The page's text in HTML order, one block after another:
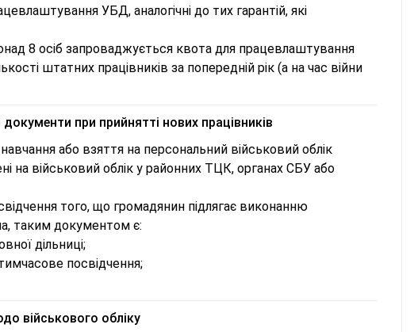
УБД, аналогічні до тих гарантій, які
8 осіб запроваджується квота для працевлаштування
штатних працівників за попередній рік (а на час війни
при прийнятті нових працівників
або взяття на персональний військовий облік
на військовий облік у районних ТЦК, органах СБУ або
того, що громадянин підлягає виконанню
таким документом є:
дільниці;
посвідчення;
військового обліку